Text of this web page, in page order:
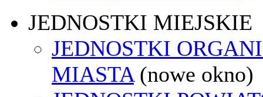
JEDNOSTKI MIEJSKIE
JEDNOSTKI
MIASTA (nowe okno)